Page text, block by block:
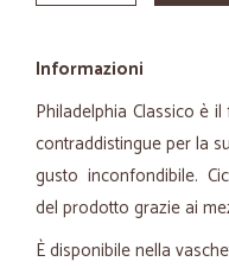
Informazioni
Philadelphia Classico è
contraddistingue per la
gusto inconfondibile.
del prodotto grazie ai
È disponibile nella